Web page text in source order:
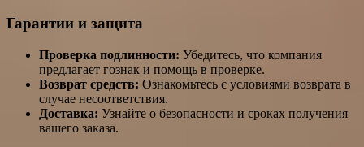
Гарантии и защита
Проверка подлинности: Убедитесь, что компания
предлагает гознак и помощь в проверке.
Возврат средств: Ознакомьтесь с условиями возврата в
случае несоответствия.
Доставка: Узнайте о безопасности и сроках получения
вашего заказа.